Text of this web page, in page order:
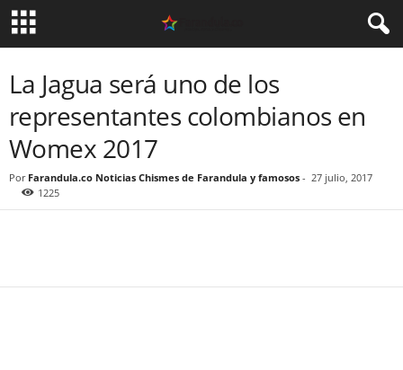
La Jagua será uno de los
representantes colombianos en
Womex 2017
Por Farandula.co Noticias Chismes de Farandula y famosos - 27 julio, 2017
1225